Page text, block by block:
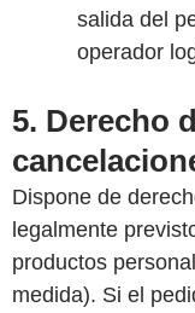
salida del
operador
5. Derecho
Dispone de
legalmente
productos
medida). Si el